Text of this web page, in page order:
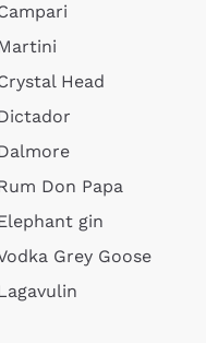
Head
Don Papa
gin
Grey Goose